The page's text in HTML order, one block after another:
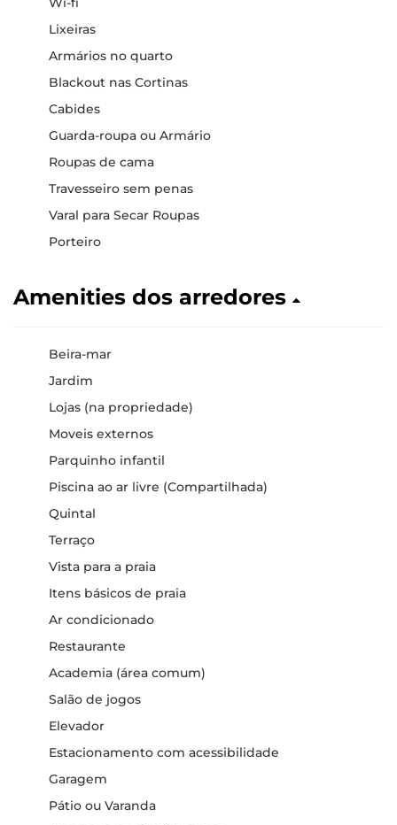
Lixeiras
Armários no quarto
Blackout nas Cortinas
Cabides
Guarda-roupa ou Armário
Roupas de cama
Travesseiro sem penas
Varal para Secar Roupas
Porteiro
Amenities dos arredores
Beira-mar
Jardim
Lojas (na propriedade)
Moveis externos
Parquinho infantil
Piscina ao ar livre (Compartilhada)
Quintal
Terraço
Vista para a praia
Itens básicos de praia
Ar condicionado
Restaurante
Academia (área comum)
Salão de jogos
Elevador
Estacionamento com acessibilidade
Garagem
Pátio ou Varanda